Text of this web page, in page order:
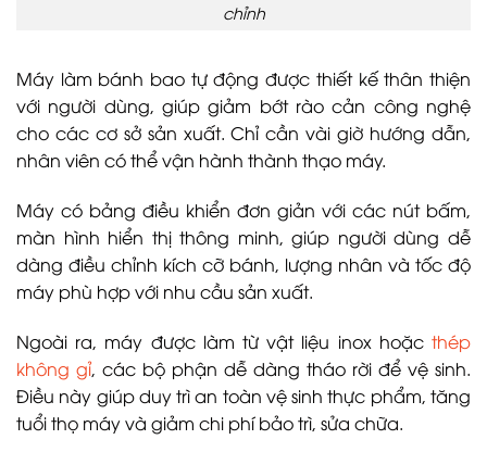
chỉnh
Máy làm bánh bao tự động được thiết kế thân thiện
với người dùng, giúp giảm bớt rào cản công nghệ
cho các cơ sở sản xuất. Chỉ cần vài giờ hướng dẫn,
nhân viên có thể vận hành thành thạo máy.
Máy có bảng điều khiển đơn giản với các nút bấm,
màn hình hiển thị thông minh, giúp người dùng dễ
dàng điều chỉnh kích cỡ bánh, lượng nhân và tốc độ
máy phù hợp với nhu cầu sản xuất.
Ngoài ra, máy được làm từ vật liệu inox hoặc thép
không gỉ, các bộ phận dễ dàng tháo rời để vệ sinh.
Điều này giúp duy trì an toàn vệ sinh thực phẩm, tăng
tuổi thọ máy và giảm chi phí bảo trì, sửa chữa.